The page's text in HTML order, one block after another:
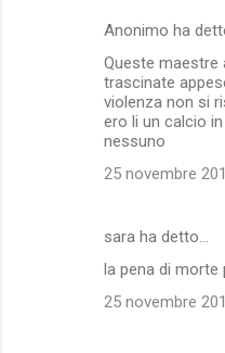
Anonimo ha
Queste maestre
trascinate
violenza non si
ero li un calcio
nessuno
25 novembre
sara ha detto…
la pena di morte
25 novembre